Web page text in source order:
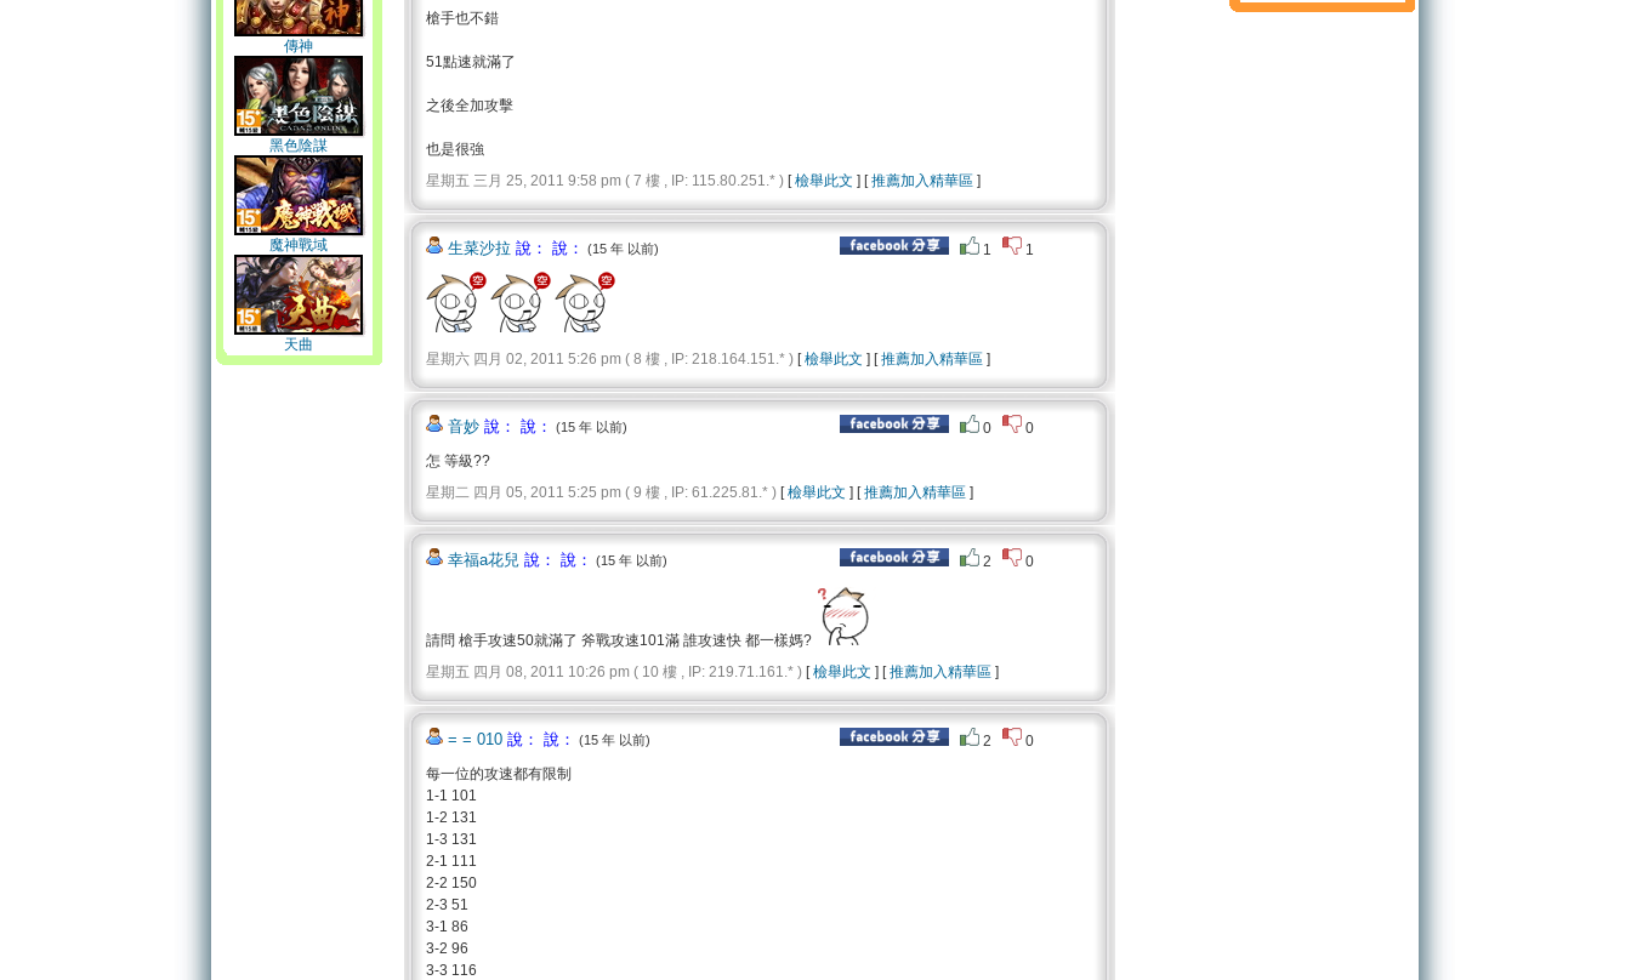
傳神
黑色陰謀
魔神戰域
天曲
槍手也不錯
51點速就滿了
之後全加攻擊
也是很強
星期五 三月 25, 2011 9:58 pm ( 7 樓 , IP: 115.80.251.* ) [檢舉此文 ] [推薦加入精華區 ]
生菜沙拉 說： 說： (15 年 以前) 1 1
星期六 四月 02, 2011 5:26 pm ( 8 樓 , IP: 218.164.151.* ) [檢舉此文 ] [推薦加入精華區 ]
音妙 說： 說： (15 年 以前) 0
0
怎 等級??
星期二 四月 05, 2011 5:25 pm ( 9 樓 , IP: 61.225.81.* ) [檢舉此文 ] [推薦加入精華區 ]
幸福a花兒 說： 說： (15 年 以前) 2 0
請問 槍手攻速50就滿了 斧戰攻速101滿 誰攻速快 都一樣媽?
星期五 四月 08, 2011 10:26 pm ( 10 樓 , IP: 219.71.161.* ) [檢舉此文 ] [推薦加入精華區 ]
= = 010 說： 說： (15 年 以前) 2
0
每一位的攻速都有限制
1-1 101
1-2 131
1-3 131
2-1 111
2-2 150
2-3 51
3-1 86
3-2 96
3-3 116